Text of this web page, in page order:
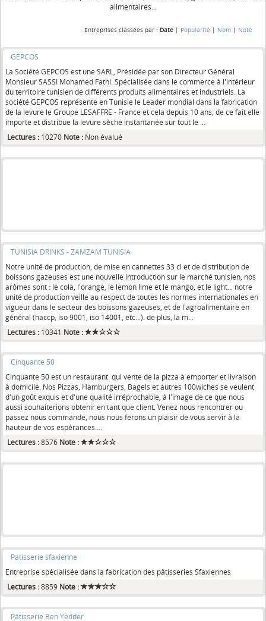
alimentaires...
Entreprises classées par : Date | Popularité | Nom | Note
GEPCOS
La Société GEPCOS est une SARL, Présidée par son Directeur Général
Monsieur SASSI Mohamed Fathi. Spécialisée dans le commerce à l'intérieur
du territoire tunisien de différents produits alimentaires et industriels. La
société GEPCOS représente en Tunisie le Leader mondial dans la fabrication
de la levure le Groupe LESAFFRE - France et cela depuis 10 ans, de ce fait elle
importe et distribue la levure sèche instantanée sur tout le ...
Lectures : 10270 Note : Non évalué
TUNISIA DRINKS - ZAMZAM TUNISIA
Notre unité de production, de mise en cannettes 33 cl et de distribution de
boissons gazeuses est une nouvelle introduction sur le marché tunisien, nos
arômes sont : le cola, l'orange, le lemon lime et le mango, et le light... notre
unité de production veille au respect de toutes les normes internationales en
vigueur dans le secteur des boissons gazeuses, et de l'agroalimentaire en
général (haccp, iso 9001, iso 14001, etc...). de plus, la m...
Lectures : 10341 Note :
Cinquante 50
Cinquante 50 est un restaurant qui vente de la pizza à emporter et livraison
à domicile. Nos Pizzas, Hamburgers, Bagels et autres 100wiches se veulent
d'un goût exquis et d'une qualité irréprochable, à l'image de ce que nous
aussi souhaiterions obtenir en tant que client. Venez nous rencontrer ou
passez nous commande, nous nous ferons un plaisir de vous servir à la
hauteur de vos espérances....
Lectures :8576 Note :
Patisserie sfaxienne
Entreprise spécialisée dans la fabrication des pâtisseries Sfaxiennes
Lectures :8859 Note :
Pâtisserie Ben Yedder